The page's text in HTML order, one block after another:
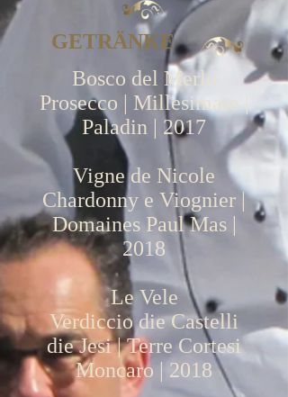
GETRÄNKE
Bosco del Merlo
Prosecco | Millesimato |
Paladin | 2017
Vigne de Nicole
Chardonny e Viognier |
Domaines Paul Mas |
2018
Le Vele
Verdiccio die Castelli
die Jesi | Terre Cortesi
Moncaro | 2018